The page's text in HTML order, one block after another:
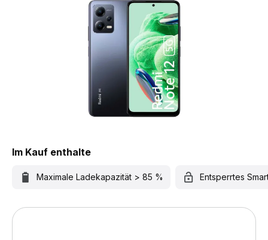
Im Kauf enthalte
Maximale Ladekapazität > 85 % Entsperrtes